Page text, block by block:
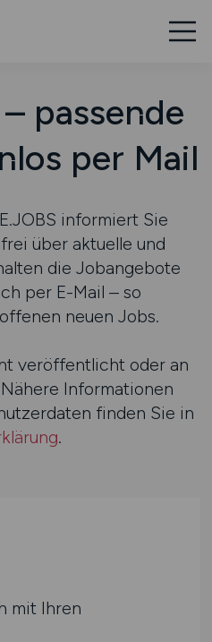
passende
per Mail
informiert Sie
über aktuelle und
die Jobangebote
per E-Mail – so
neuen Jobs.
veröffentlicht oder an
Informationen
finden Sie in
.
mit Ihren